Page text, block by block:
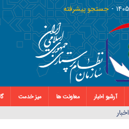
جستجو پیشرفته
آرشیو اخبار معاونت ها میز خدمت
اخبار